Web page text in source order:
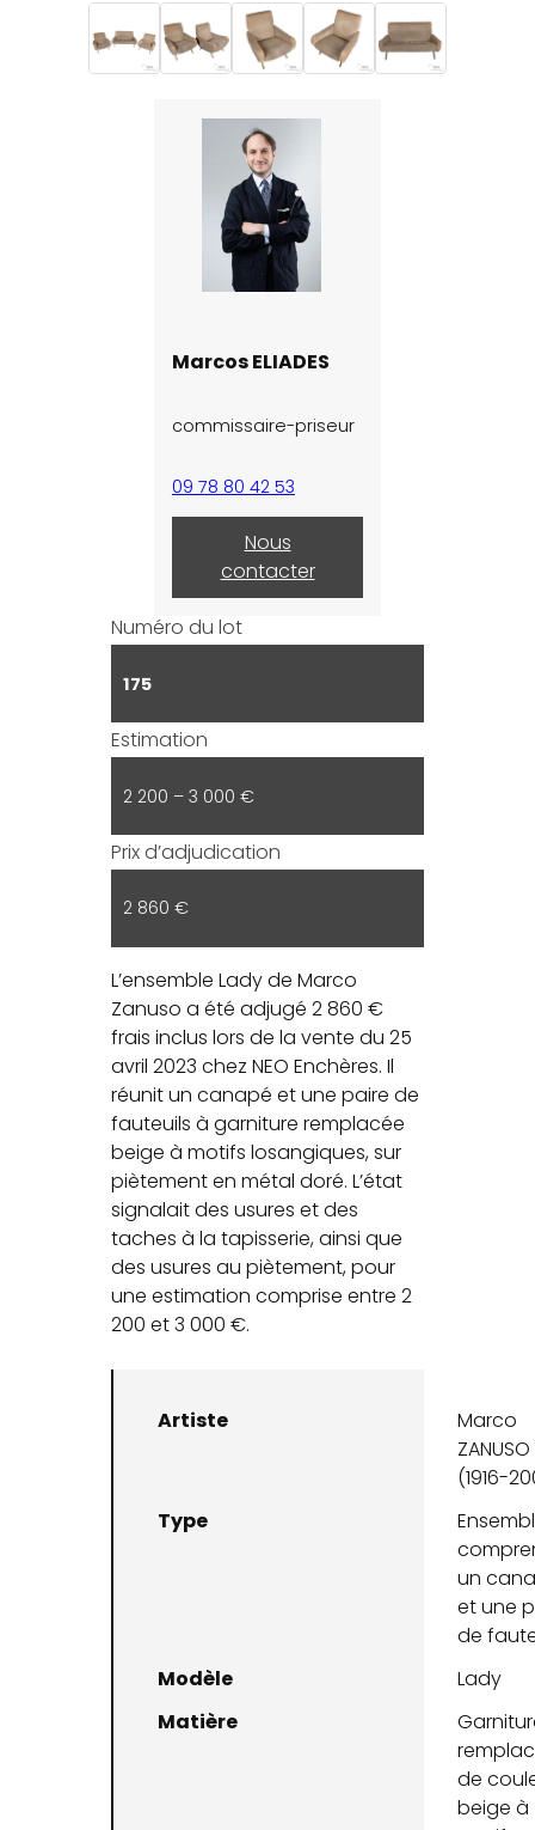
Marcos ELIADES
commissaire-priseur
09 78 80 42 53
Nous
contacter
Numéro du lot
175
Estimation
2 200 – 3 000 €
Prix d’adjudication
2 860 €
L’ensemble Lady de Marco
Zanuso a été adjugé 2 860 €
frais inclus lors de la vente du 25
avril 2023 chez NEO Enchères. Il
réunit un canapé et une paire de
fauteuils à garniture remplacée
beige à motifs losangiques, sur
piètement en métal doré. L’état
signalait des usures et des
taches à la tapisserie, ainsi que
des usures au piètement, pour
une estimation comprise entre 2
200 et 3 000 €.
Artiste
Marco
ZANUSO
(1916-
Type
un
et une
de
Modèle
Lady
Matière
de
beige à